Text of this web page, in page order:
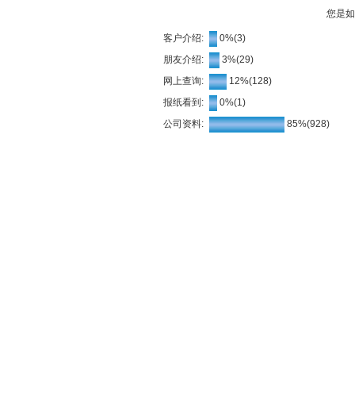
您是
客户介绍:
0%(3)
朋友介绍:
3%(29)
网上查询:
12%(128)
报纸看到:
0%(1)
公司资料:
85%(928)